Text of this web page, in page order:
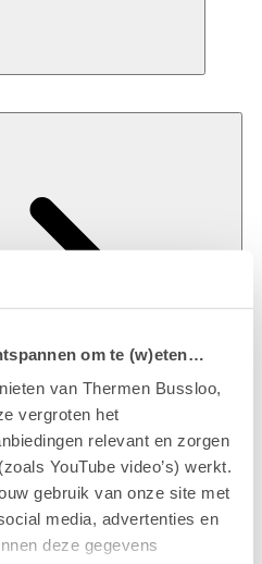
om te (w)eten…
van Thermen Bussloo,
vergroten het
relevant en zorgen
YouTube video’s) werkt.
gebruik van onze site met
media, advertenties en
deze gegevens